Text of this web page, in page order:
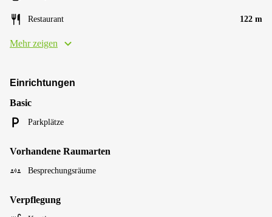
Restaurant 122 m
Mehr zeigen
Einrichtungen
Basic
Parkplätze
Vorhandene Raumarten
Besprechungsräume
Verpflegung